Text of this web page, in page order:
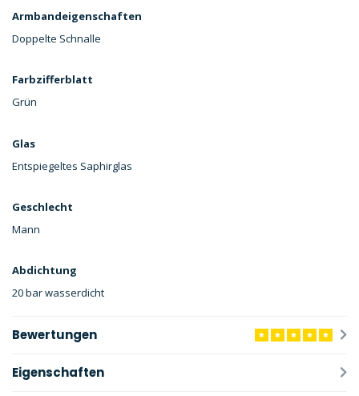
Armbandeigenschaften
Doppelte Schnalle
Farbzifferblatt
Grün
Glas
Entspiegeltes Saphirglas
Geschlecht
Mann
Abdichtung
20 bar wasserdicht
Bewertungen
Eigenschaften